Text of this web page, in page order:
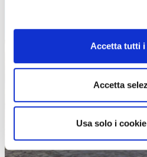
Accetta tutti i
Accetta
Usa solo i